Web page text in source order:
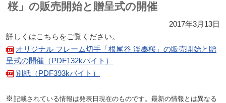
桜」の販売開始と贈呈式の開催
2017年3月13日
詳しくはこちらをご覧ください。
オリジナル フレーム切手「根尾谷 淡墨桜」の販売開始と贈
呈式の開催（PDF132kバイト）
別紙（PDF393kバイト）
記載されている情報は発表日現在のものです。最新の情報とは異なる